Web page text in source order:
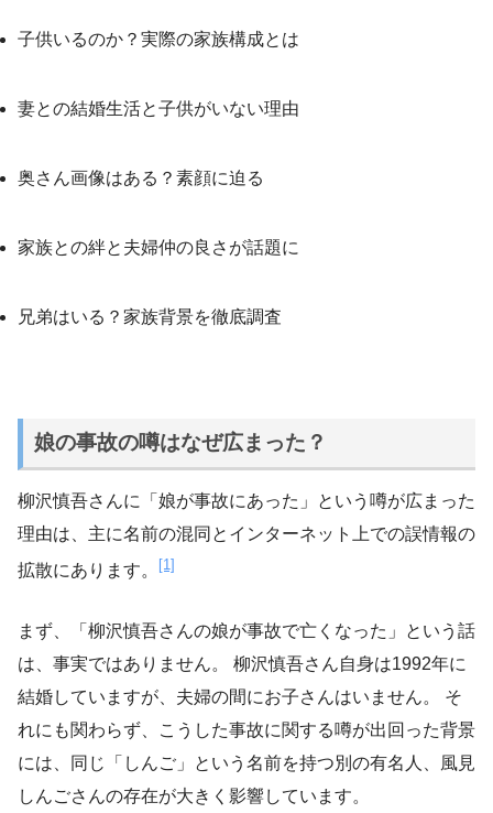
子供いるのか？実際の家族構成とは
妻との結婚生活と子供がいない理由
奥さん画像はある？素顔に迫る
家族との絆と夫婦仲の良さが話題に
兄弟はいる？家族背景を徹底調査
娘の事故の噂はなぜ広まった？
柳沢慎吾さんに「娘が事故にあった」という噂が広まった
理由は、主に名前の混同とインターネット上での誤情報の
拡散にあります。
[1]
まず、「柳沢慎吾さんの娘が事故で亡くなった」という話
は、事実ではありません。 柳沢慎吾さん自身は1992年に
結婚していますが、夫婦の間にお子さんはいません。 そ
れにも関わらず、こうした事故に関する噂が出回った背景
には、同じ「しんご」という名前を持つ別の有名人、風見
しんごさんの存在が大きく影響しています。